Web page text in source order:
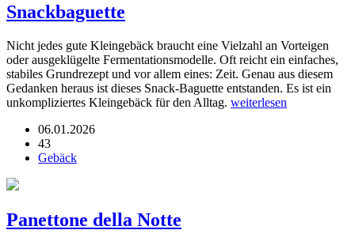
Snackbaguette
Nicht jedes gute Kleingebäck braucht eine Vielzahl an Vorteigen
oder ausgeklügelte Fermentationsmodelle. Oft reicht ein einfaches,
stabiles Grundrezept und vor allem eines: Zeit. Genau aus diesem
Gedanken heraus ist dieses Snack-Baguette entstanden. Es ist ein
unkompliziertes Kleingebäck für den Alltag. weiterlesen
06.01.2026
43
Gebäck
Panettone della Notte